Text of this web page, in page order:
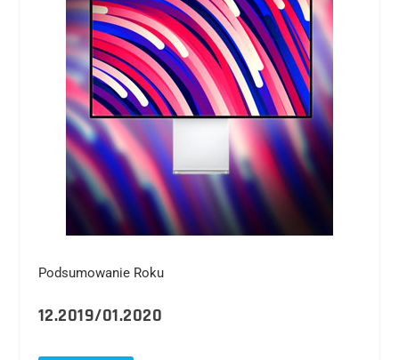
Podsumowanie Roku
12.2019/01.2020